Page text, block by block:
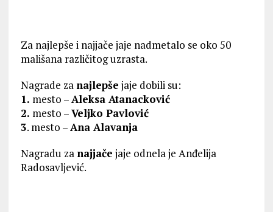
Za najlepše i najjače jaje nadmetalo se oko 50
mališana različitog uzrasta.
Nagrade za najlepše jaje dobili su:
1. mesto –Aleksa Atanacković
2. mesto –Veljko Pavlović
3. mesto –Ana Alavanja
Nagradu za najjače jaje odnela je Anđelija
Radosavljević.